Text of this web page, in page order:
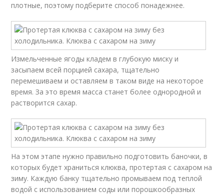
плотные, поэтому подберите способ понадежнее.
Измельченные ягоды кладем в глубокую миску и
засыпаем всей порцией сахара, тщательно
перемешиваем и оставляем в таком виде на некоторое
время. За это время масса станет более однородной и
растворится сахар.
На этом этапе нужно правильно подготовить баночки, в
которых будет храниться клюква, протертая с сахаром на
зиму. Каждую банку тщательно промываем под теплой
водой с использованием соды или порошкообразных